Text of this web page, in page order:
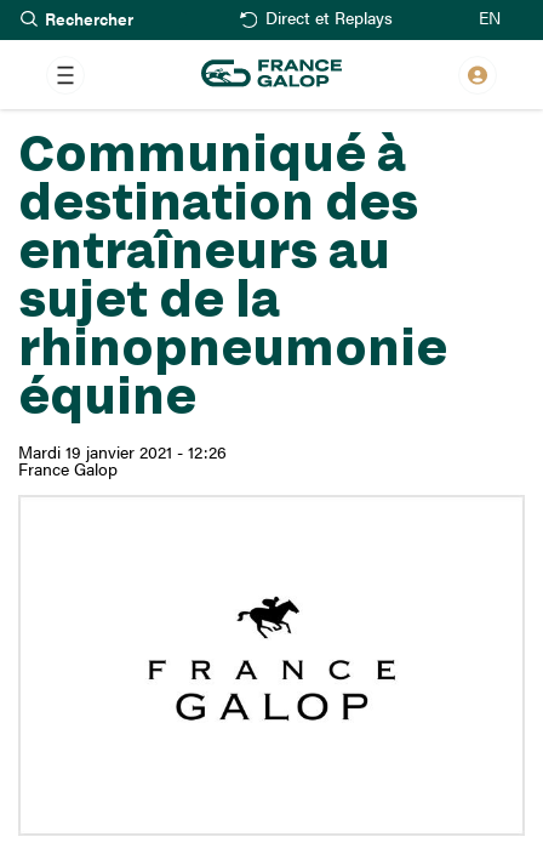
Aller
au
contenu
principal
Rechercher Direct et Replays EN
Communiqué à
destination des
entraîneurs au
sujet de la
rhinopneumonie
équine
Mardi 19 janvier 2021 - 12:26
France Galop